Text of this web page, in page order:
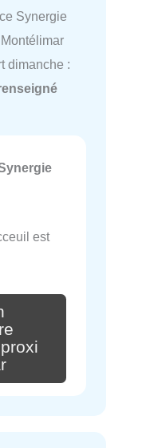
Synergie
dimanche :
est